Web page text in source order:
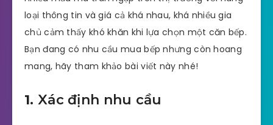
loại thông tin và giá cả khá nhau, khá nhiều gia
chủ cảm thấy khó khăn khi lựa chọn một căn bếp.
Bạn đang có nhu cầu mua bếp nhưng còn hoang
mang, hãy tham khảo bài viết này nhé!
1. Xác định nhu cầu